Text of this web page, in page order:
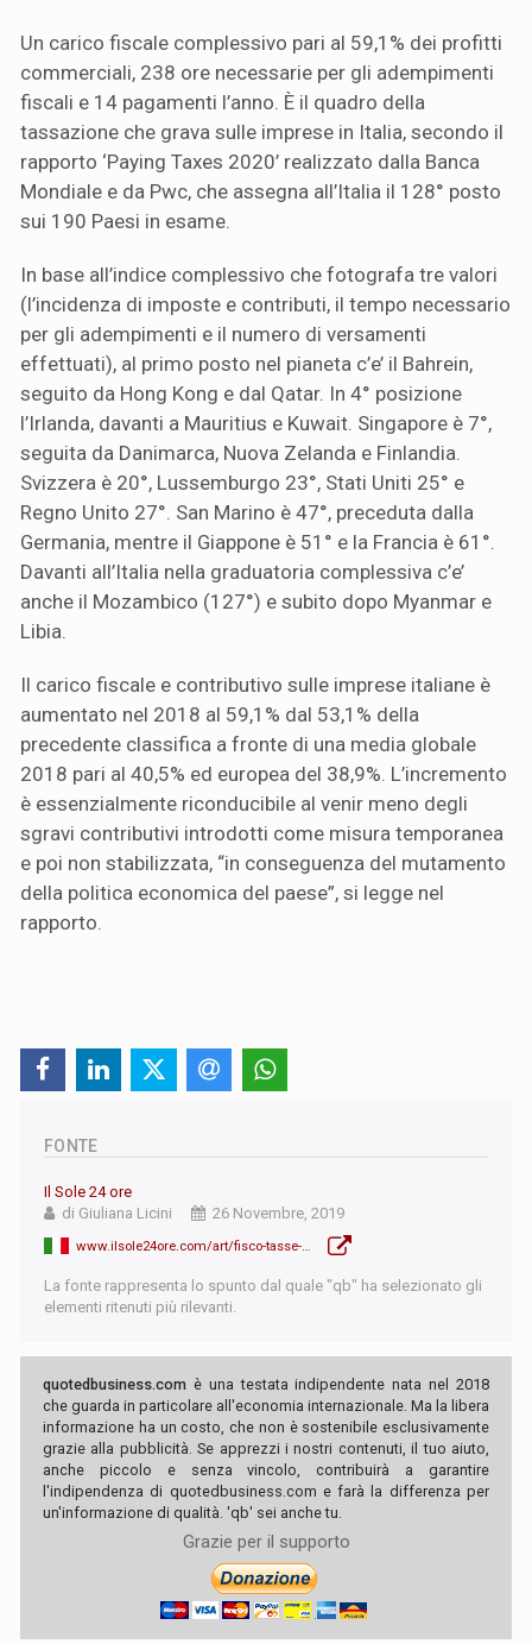
Un carico fiscale complessivo pari al 59,1% dei profitti
commerciali, 238 ore necessarie per gli adempimenti
fiscali e 14 pagamenti l’anno. È il quadro della
tassazione che grava sulle imprese in Italia, secondo il
rapporto ‘Paying Taxes 2020’ realizzato dalla Banca
Mondiale e da Pwc, che assegna all’Italia il 128° posto
sui 190 Paesi in esame.
In base all’indice complessivo che fotografa tre valori
(l’incidenza di imposte e contributi, il tempo necessario
per gli adempimenti e il numero di versamenti
effettuati), al primo posto nel pianeta c’e’ il Bahrein,
seguito da Hong Kong e dal Qatar. In 4° posizione
l’Irlanda, davanti a Mauritius e Kuwait. Singapore è 7°,
seguita da Danimarca, Nuova Zelanda e Finlandia.
Svizzera è 20°, Lussemburgo 23°, Stati Uniti 25° e
Regno Unito 27°. San Marino è 47°, preceduta dalla
Germania, mentre il Giappone è 51° e la Francia è 61°.
Davanti all’Italia nella graduatoria complessiva c’e’
anche il Mozambico (127°) e subito dopo Myanmar e
Libia.
Il carico fiscale e contributivo sulle imprese italiane è
aumentato nel 2018 al 59,1% dal 53,1% della
precedente classifica a fronte di una media globale
2018 pari al 40,5% ed europea del 38,9%. L’incremento
è essenzialmente riconducibile al venir meno degli
sgravi contributivi introdotti come misura temporanea
e poi non stabilizzata, “in conseguenza del mutamento
della politica economica del paese”, si legge nel
rapporto.
FONTE
Il Sole 24 ore
di Giuliana Licini
26 Novembre, 2019
La fonte rappresenta lo spunto dal quale "qb" ha selezionato gli
elementi ritenuti più rilevanti.
quotedbusiness.com è una testata indipendente nata nel 2018
che guarda in particolare all'economia internazionale. Ma la libera
informazione ha un costo, che non è sostenibile esclusivamente
grazie alla pubblicità. Se apprezzi i nostri contenuti, il tuo aiuto,
anche piccolo e senza vincolo, contribuirà a garantire
l'indipendenza di quotedbusiness.com e farà la differenza per
un'informazione di qualità. 'qb' sei anche tu.
Grazie per il supporto